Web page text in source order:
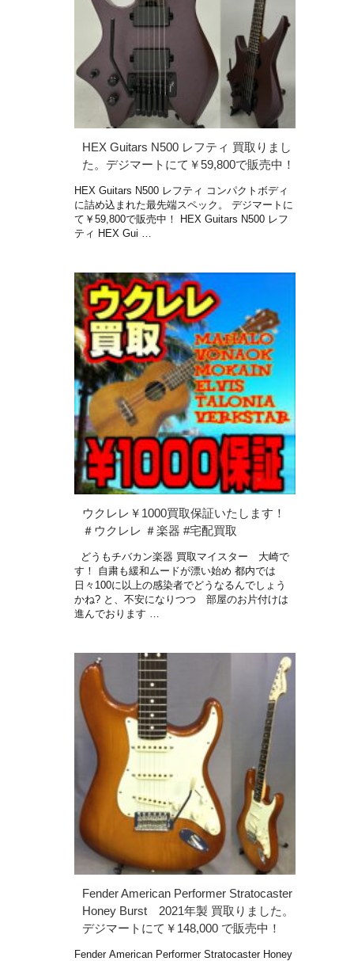
HEX Guitars N500 レフティ 買取りまし
た。デジマートにて￥59,800で販売中！
HEX Guitars N500 レフティ コンパクトボディ
に詰め込まれた最先端スペック。 デジマートに
て￥59,800で販売中！ HEX Guitars N500 レフ
ティ HEX Gui …
ウクレレ￥1000買取保証いたします！
＃ウクレレ ＃楽器 #宅配買取
どうもチバカン楽器 買取マイスター 大崎で
す！ 自粛も緩和ムードが漂い始め 都内では
日々100に以上の感染者でどうなるんでしょう
かね? と、不安になりつつ 部屋のお片付けは
進んでおります …
Fender American Performer Stratocaster
Honey Burst 2021年製 買取りました。
デジマートにて￥148,000 で販売中！
Fender American Performer Stratocaster Honey